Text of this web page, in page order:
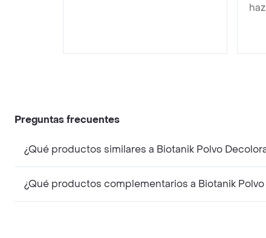
Preguntas frecuentes
¿Qué productos similares a Biotanik Polvo
¿Qué productos complementarios a Biotanik